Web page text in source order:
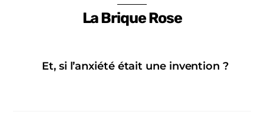
La Brique Rose
Et, si l’anxiété était une invention ?